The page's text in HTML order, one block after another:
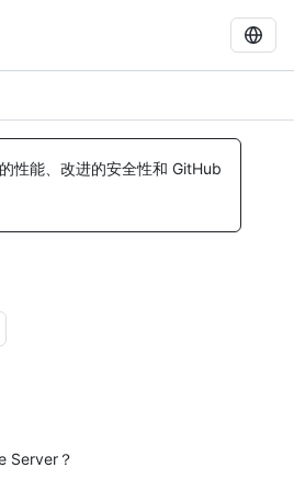
性能、改进的安全性和 GitHub
Server？